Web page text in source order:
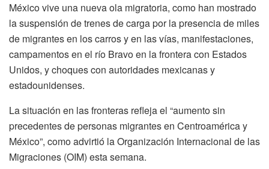
México vive una nueva ola migratoria, como han mostrado
la suspensión de trenes de carga por la presencia de miles
de migrantes en los carros y en las vías, manifestaciones,
campamentos en el río Bravo en la frontera con Estados
Unidos, y choques con autoridades mexicanas y
estadounidenses.
La situación en las fronteras refleja el “aumento sin
precedentes de personas migrantes en Centroamérica y
México”, como advirtió la Organización Internacional de las
Migraciones (OIM) esta semana.